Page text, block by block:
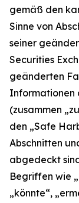
gemäß den
Sinne von
seiner
Securities
geänderten
Informationen
(zusammen
den „Safe
Abschnitten
abgedeckt
Begriffen wie
„könnte“,